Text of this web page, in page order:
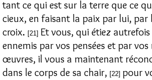
tant ce qui est sur la terre que ce
cieux, en faisant la paix par lui, par
croix. [21] Et vous, qui étiez
ennemis par vos pensées et par vos
œuvres, il vous a maintenant
dans le corps de sa chair, [22] pour